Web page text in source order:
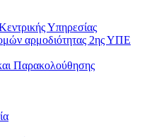
Υπηρεσίας
αρμοδιότητας 2ης ΥΠΕ
Παρακολούθησης